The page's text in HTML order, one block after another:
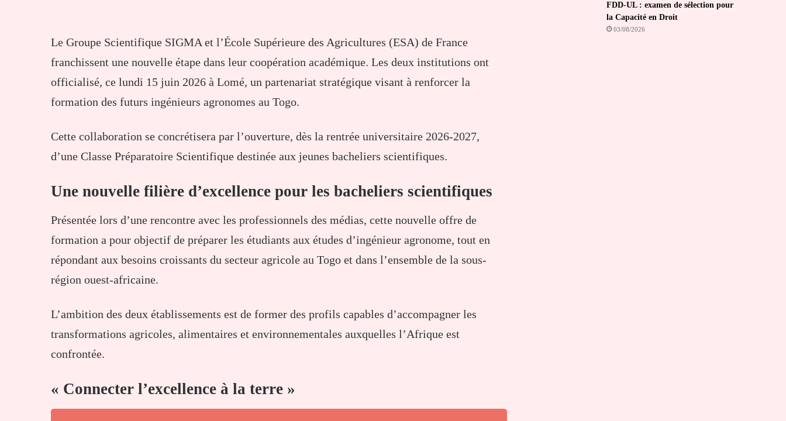
Le Groupe Scientifique SIGMA et l’École Supérieure des Agricultures (ESA) de France
franchissent une nouvelle étape dans leur coopération académique. Les deux institutions ont
officialisé, ce lundi 15 juin 2026 à Lomé, un partenariat stratégique visant à renforcer la
formation des futurs ingénieurs agronomes au Togo.
Cette collaboration se concrétisera par l’ouverture, dès la rentrée universitaire 2026-2027,
d’une Classe Préparatoire Scientifique destinée aux jeunes bacheliers scientifiques.
Une nouvelle filière d’excellence pour les bacheliers scientifiques
Présentée lors d’une rencontre avec les professionnels des médias, cette nouvelle offre de
formation a pour objectif de préparer les étudiants aux études d’ingénieur agronome, tout en
répondant aux besoins croissants du secteur agricole au Togo et dans l’ensemble de la sous-
région ouest-africaine.
L’ambition des deux établissements est de former des profils capables d’accompagner les
transformations agricoles, alimentaires et environnementales auxquelles l’Afrique est
confrontée.
« Connecter l’excellence à la terre »
FDD-UL : examen de sélection pour
la Capacité en Droit
03/08/2026